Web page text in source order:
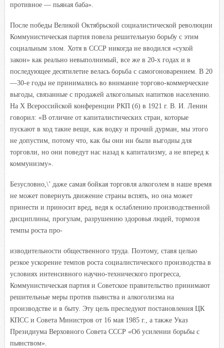
противное — пьяная баба».
После победы Великой Октябрьской социалистической революции
Коммунистическая партия повела решительную борьбу с этим
социальным злом. Хотя в СССР никогда не вводился «сухой
закон» как реально невыполнимый, все же в 20-х годах и в
последующее десятилетие велась борьба с самогоноварением. В 20
—30-е годы не принимались во внимание торгово-коммерческие
выгоды, связанные с продажей алкогольных напитков населению.
На X Всероссийской конференции РКП (б) в 1921 г. В. И. Ленин
говорил: «В отличие от капиталистических стран, которые
пускают в ход такие вещи, как водку и прочий дурман, мы этого
не допустим, потому что, как бы они ни были выгодны для
торговли, но они поведут нас назад к капитализму, а не вперед к
коммунизму».
Безусловно,\’ даже самая бойкая торговля алкоголем в наше время
не может повернуть движение страны вспять, но она может
принести и приносит вред, ведя к ослаблению производственной
дисциплины, прогулам, разрушению здоровья людей, тормозя
темпы роста про-
изводительности общественного труда. Поэтому, ставя целью
резкое ускорение темпов роста социалистического производства в
условиях интенсивного научно-технического прогресса,
Коммунистическая партия и Советское правительство принимают
решительные меры против пьянства и алкоголизма на
производстве и в быту. Эту цель преследуют постановления ЦК
КПСС и Совета Министров от 16 мая 1985 г., а также Указ
Президиума Верховного Совета СССР «Об усилении борьбы с
пьянством».